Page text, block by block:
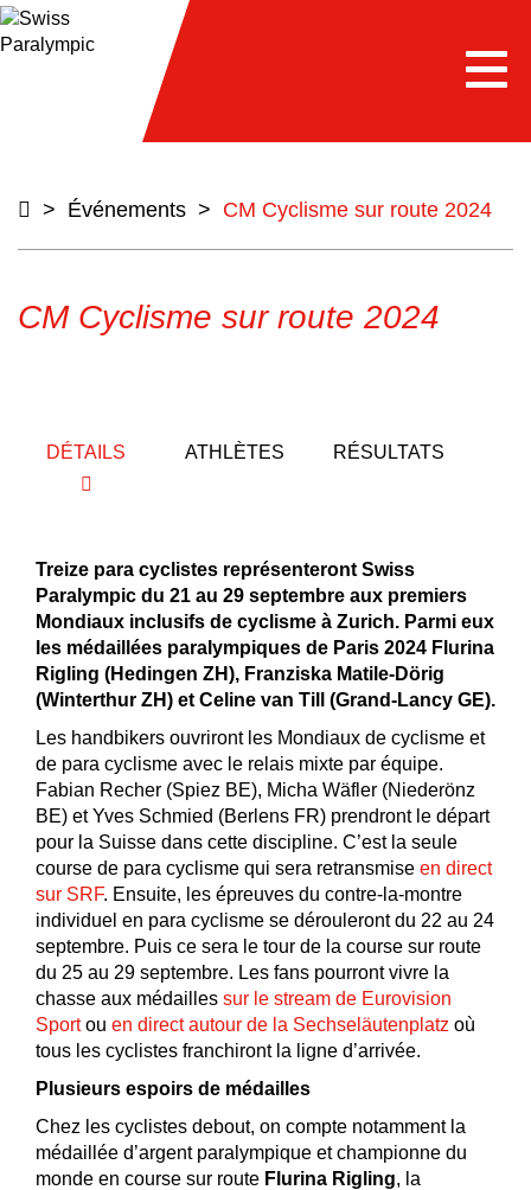
> Événements > CM Cyclisme sur route 2024
CM Cyclisme sur route 2024
DÉTAILS ATHLÈTES RÉSULTATS
Treize para cyclistes représenteront Swiss
Paralympic du 21 au 29 septembre aux premiers
Mondiaux inclusifs de cyclisme à Zurich. Parmi eux
les médaillées paralympiques de Paris 2024 Flurina
Rigling (Hedingen ZH), Franziska Matile-Dörig
(Winterthur ZH) et Celine van Till (Grand-Lancy GE).
Les handbikers ouvriront les Mondiaux de cyclisme et
de para cyclisme avec le relais mixte par équipe.
Fabian Recher (Spiez BE), Micha Wäfler (Niederönz
BE) et Yves Schmied (Berlens FR) prendront le départ
pour la Suisse dans cette discipline. C’est la seule
course de para cyclisme qui sera retransmise en direct
sur SRF. Ensuite, les épreuves du contre-la-montre
individuel en para cyclisme se dérouleront du 22 au 24
septembre. Puis ce sera le tour de la course sur route
du 25 au 29 septembre. Les fans pourront vivre la
chasse aux médailles sur le stream de Eurovision
Sportou en direct autour de la Sechseläutenplatz où
tous les cyclistes franchiront la ligne d’arrivée.
Plusieurs espoirs de médailles
Chez les cyclistes debout, on compte notamment la
médaillée d’argent paralympique et championne du
monde en course sur route Flurina Rigling, la